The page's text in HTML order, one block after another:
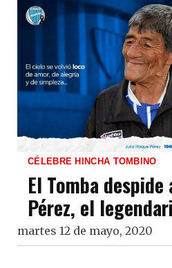
CÉLEBRE HINCHA TOMBINO
El Tomba despide
Pérez, el
martes 12 de mayo, 2020